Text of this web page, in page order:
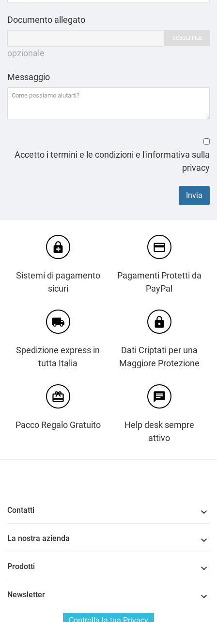
Documento allegato
SCEGLI FILE
opzionale
Messaggio
Accetto i termini e le condizioni e l'informativa sulla
privacy
enhanced_encryption
Sistemi di pagamento
sicuri
credit_card
Pagamenti Protetti da
PayPal
local_shipping
Spedizione express in
tutta Italia
https
Dati Criptati per una
Maggiore Protezione
card_giftcard
Pacco Regalo Gratuito
chat
Help desk sempre
attivo
Contatti 
La nostra azienda 
Prodotti 
Newsletter 